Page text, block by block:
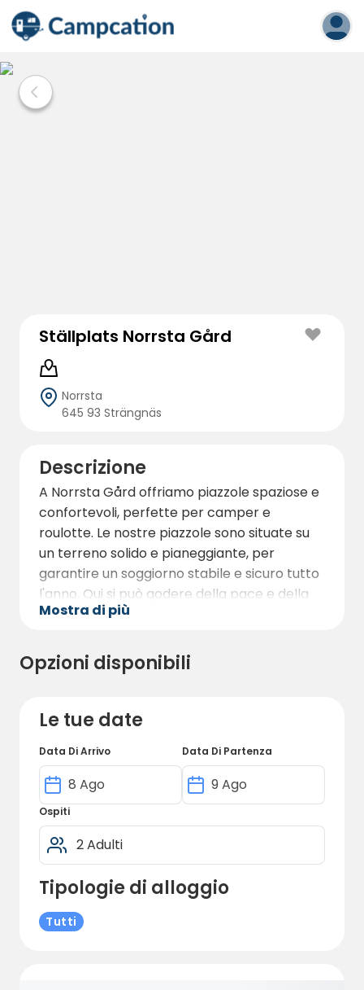
Ställplats Norrsta Gård
Norrsta
645 93 Strängnäs
Descrizione
A Norrsta Gård offriamo piazzole spaziose e
confortevoli, perfette per camper e
roulotte. Le nostre piazzole sono situate su
un terreno solido e pianeggiante, per
garantire un soggiorno stabile e sicuro tutto
l'anno. Qui si può godere della pace e della
tranquillità della natura circostante, pur
Strängnäs e a Enköping lungo la strada 55.
Inoltre, ci sono opportunità di aree verdi per
Benvenuti a scoprire un'oasi di pace nel
Södermanland!
Mostra di più
Opzioni disponibili
Le tue date
Data Di Arrivo Data Di Partenza
Ospiti
Tipologie di alloggio
Tutti